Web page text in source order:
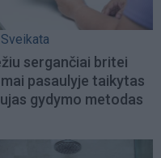
Sveikata
sergančiai britei
pasaulyje taikytas
gydymo metodas